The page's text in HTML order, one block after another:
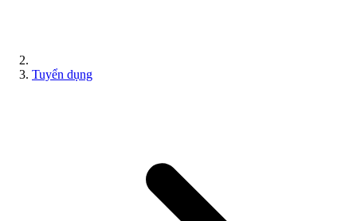
Tuyển dụng